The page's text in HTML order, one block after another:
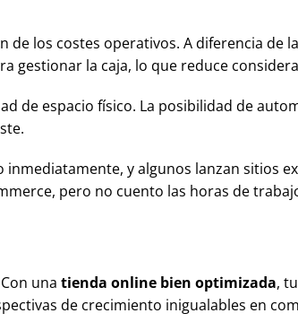
de los costes operativos. A diferencia de
gestionar la caja, lo que reduce
de espacio físico. La posibilidad de
y algunos lanzan sitios
pero no cuento las horas de
una tienda online bien optimizada,
de crecimiento inigualables en